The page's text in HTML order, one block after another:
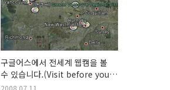
구글어스에서 전세계 웹캠을 볼
수 있습니다.(Visit before you
visit)